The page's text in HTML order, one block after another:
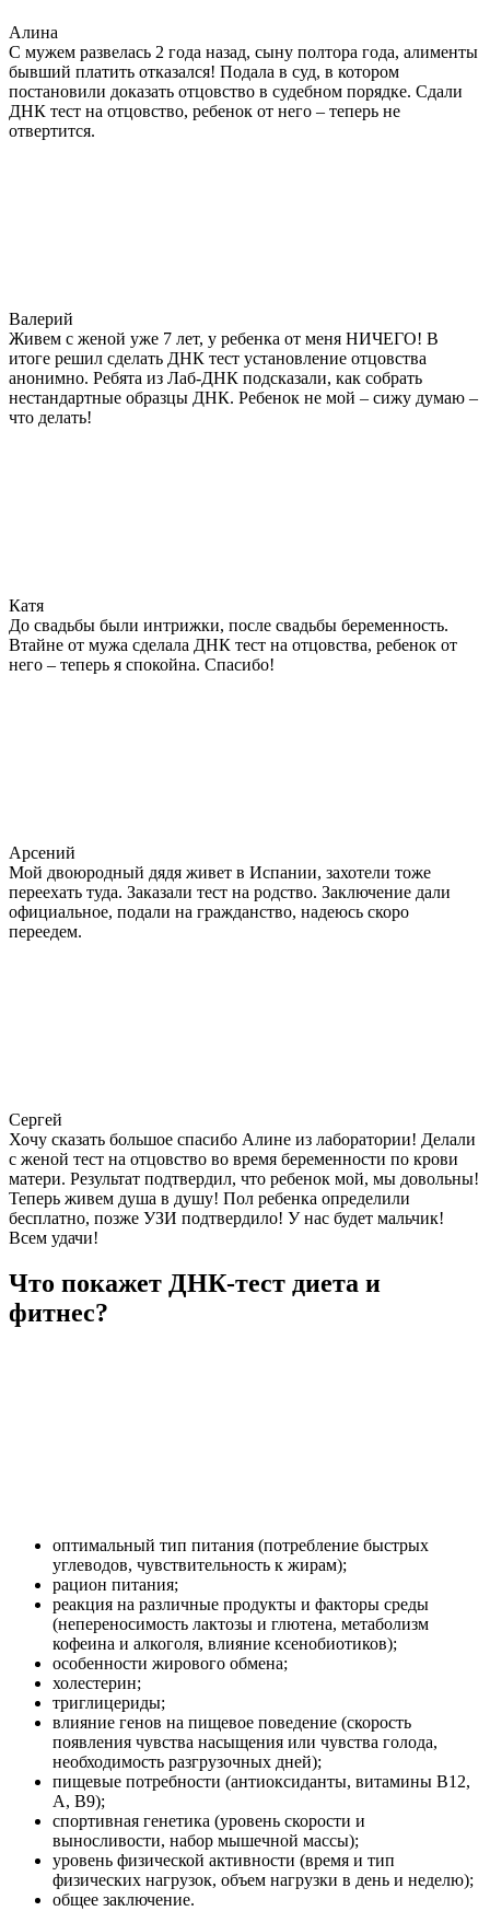
Алина
С мужем развелась 2 года назад, сыну полтора года, алименты
бывший платить отказался! Подала в суд, в котором
постановили доказать отцовство в судебном порядке. Сдали
ДНК тест на отцовство, ребенок от него – теперь не
отвертится.
Валерий
Живем с женой уже 7 лет, у ребенка от меня НИЧЕГО! В
итоге решил сделать ДНК тест установление отцовства
анонимно. Ребята из Лаб-ДНК подсказали, как собрать
нестандартные образцы ДНК. Ребенок не мой – сижу думаю –
что делать!
Катя
До свадьбы были интрижки, после свадьбы беременность.
Втайне от мужа сделала ДНК тест на отцовства, ребенок от
него – теперь я спокойна. Спасибо!
Арсений
Мой двоюродный дядя живет в Испании, захотели тоже
переехать туда. Заказали тест на родство. Заключение дали
официальное, подали на гражданство, надеюсь скоро
переедем.
Сергей
Хочу сказать большое спасибо Алине из лаборатории! Делали
с женой тест на отцовство во время беременности по крови
матери. Результат подтвердил, что ребенок мой, мы довольны!
Теперь живем душа в душу! Пол ребенка определили
бесплатно, позже УЗИ подтвердило! У нас будет мальчик!
Всем удачи!
Что покажет ДНК-тест диета и
фитнес?
оптимальный тип питания (потребление быстрых
углеводов, чувствительность к жирам);
рацион питания;
реакция на различные продукты и факторы среды
(непереносимость лактозы и глютена, метаболизм
кофеина и алкоголя, влияние ксенобиотиков);
особенности жирового обмена;
холестерин;
триглицериды;
влияние генов на пищевое поведение (скорость
появления чувства насыщения или чувства голода,
необходимость разгрузочных дней);
пищевые потребности (антиоксиданты, витамины B12,
A, B9);
спортивная генетика (уровень скорости и
выносливости, набор мышечной массы);
уровень физической активности (время и тип
физических нагрузок, объем нагрузки в день и неделю);
общее заключение.